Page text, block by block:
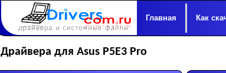
Главная Как
Драйвера для Asus P5E3 Pro